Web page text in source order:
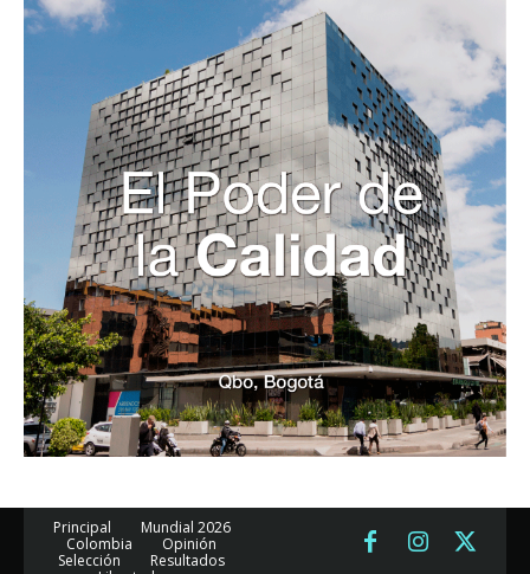
Principal
Mundial 2026
Colombia
Opinión
Selección
Resultados